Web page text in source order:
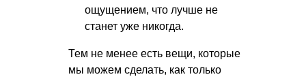
ощущением, что лучше не
станет уже никогда.
Тем не менее есть вещи, которые
мы можем сделать, как только